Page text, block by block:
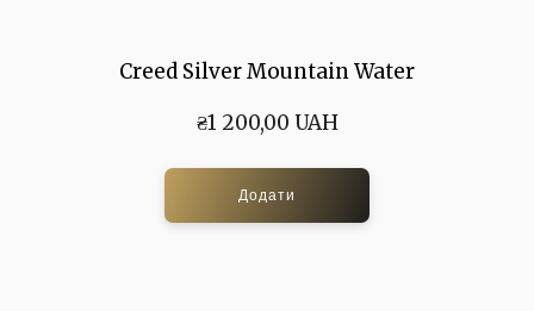
Creed Silver Mountain Water
₴1 200,00 UAH
Додати